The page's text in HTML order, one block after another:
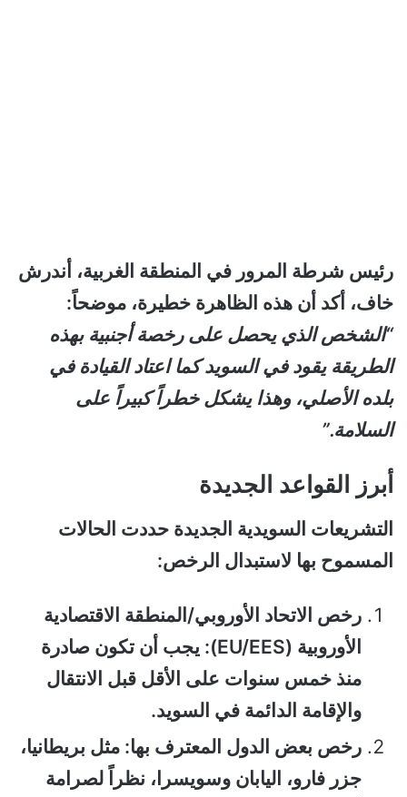
رئيس شرطة المرور في المنطقة الغربية، أندرش
خاف، أكد أن هذه الظاهرة خطيرة، موضحاً:
“الشخص الذي يحصل على رخصة أجنبية بهذه
الطريقة يقود في السويد كما اعتاد القيادة في
بلده الأصلي، وهذا يشكل خطراً كبيراً على
السلامة.”
أبرز القواعد الجديدة
التشريعات السويدية الجديدة حددت الحالات
المسموح بها لاستبدال الرخص:
رخص الاتحاد الأوروبي/المنطقة الاقتصادية
الأوروبية (EU/EES): يجب أن تكون صادرة
منذ خمس سنوات على الأقل قبل الانتقال
والإقامة الدائمة في السويد.
رخص بعض الدول المعترف بها: مثل بريطانيا،
جزر فارو، اليابان وسويسرا، نظراً لصرامة